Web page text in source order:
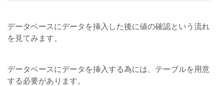
データベースにデータを挿入した後に値の確認という流れ
を見てみます。
データベースにデータを挿入する為には、テーブルを用意
する必要があります。